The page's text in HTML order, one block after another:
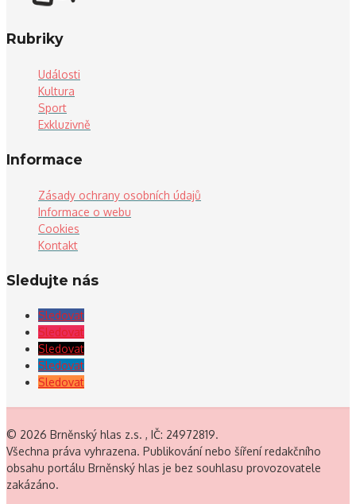
Rubriky
Události
Kultura
Sport
Exkluzivně
Informace
Zásady ochrany osobních údajů
Informace o webu
Cookies
Kontakt
Sledujte nás
Sledovat
Sledovat
Sledovat
Sledovat
Sledovat
© 2026 Brněnský hlas z.s. , IČ: 24972819.
Všechna práva vyhrazena. Publikování nebo šíření redakčního
obsahu portálu Brněnský hlas je bez souhlasu provozovatele
zakázáno.